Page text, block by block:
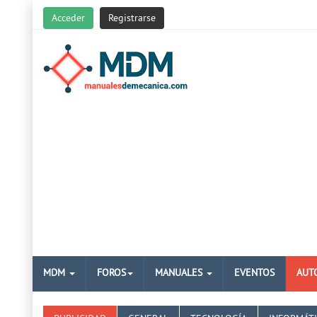
Acceder Registrarse
MDM FOROS MANUALES EVENTOS